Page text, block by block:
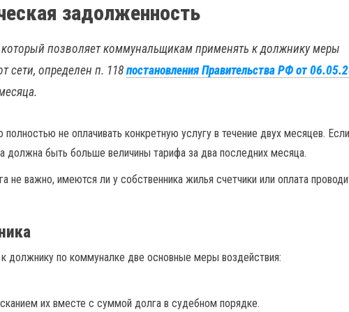
задолженность
позволяет коммунальщикам применять к должнику меры
сети, определен п. 118 постановления Правительства РФ от
не оплачивать конкретную услугу в течение двух месяцев.
должна быть больше величины тарифа за два последних месяца.
не важно, имеются ли у собственника жилья счетчики или оплата
должнику по коммуналке две основные меры воздействия:
их вместе с суммой долга в судебном порядке.